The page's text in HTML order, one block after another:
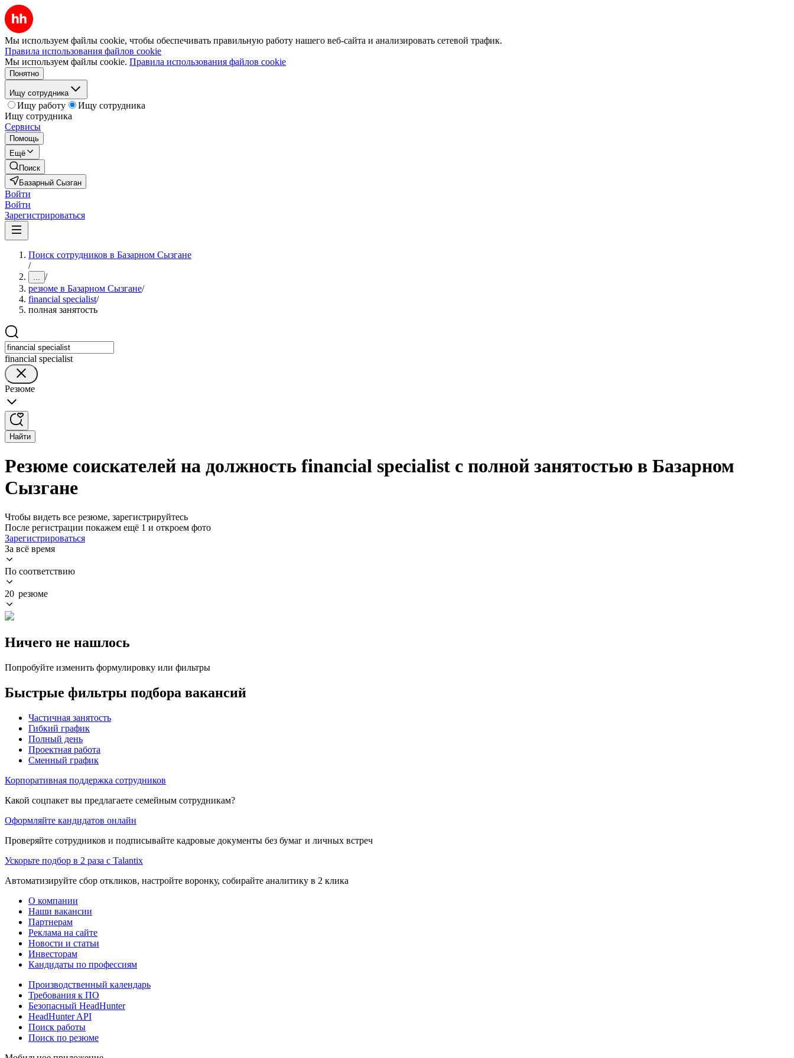
Мы используем файлы cookie, чтобы обеспечивать правильную работу нашего веб-сайта и анализировать сетевой трафик.
Правила использования файлов cookie
Мы используем файлы cookie. Правила использования файлов cookie
Понятно
Ищу сотрудника
Ищу работу
Ищу сотрудника
Ищу сотрудника
Сервисы
Помощь
Ещё
Поиск
Базарный Сызган
Войти
Войти
Зарегистрироваться
Поиск сотрудников в Базарном Сызгане
/
... /
резюме в Базарном Сызгане/
financial specialist/
полная занятость
financial specialist
Резюме
Найти
Резюме соискателей на должность financial specialist с полной занятостью в Базарном
Сызгане
Чтобы видеть все резюме, зарегистрируйтесь
После регистрации покажем ещё 1 и откроем фото
Зарегистрироваться
За всё время
По соответствию
20 резюме
Ничего не нашлось
Попробуйте изменить формулировку или фильтры
Быстрые фильтры подбора вакансий
Частичная занятость
Гибкий график
Полный день
Проектная работа
Сменный график
Корпоративная поддержка сотрудников
Какой соцпакет вы предлагаете семейным сотрудникам?
Оформляйте кандидатов онлайн
Проверяйте сотрудников и подписывайте кадровые документы без бумаг и личных встреч
Ускорьте подбор в 2 раза с Talantix
Автоматизируйте сбор откликов, настройте воронку, собирайте аналитику в 2 клика
О компании
Наши вакансии
Партнерам
Реклама на сайте
Новости и статьи
Инвесторам
Кандидаты по профессиям
Производственный календарь
Требования к ПО
Безопасный HeadHunter
HeadHunter API
Поиск работы
Поиск по резюме